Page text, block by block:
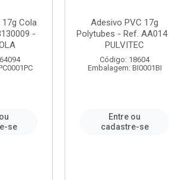
Cola
-
se
Adesivo PVC 17g
Polytubes - Ref. AA014
PULVITEC
Código: 18604
Embalagem: BI0001BI
Entre ou
cadastre-se